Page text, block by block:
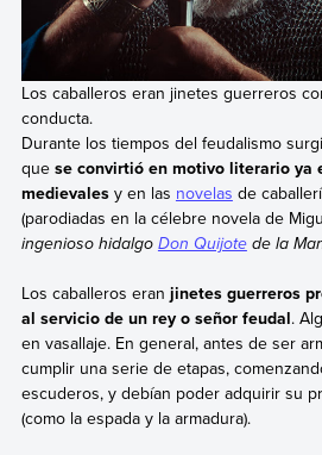
Los caballeros eran jinetes guerreros
conducta.
Durante los tiempos del feudalismo
quese convirtió en motivo literario ya
medievalesy en las novelas de
(parodiadas en la célebre novela de
ingenioso hidalgoDon Quijotede la
Los caballeros eran jinetes guerreros
al servicio de un rey o señor feudal.
en vasallaje. En general, antes de ser
cumplir una serie de etapas,
escuderos, y debían poder adquirir su
(como la espada y la armadura).